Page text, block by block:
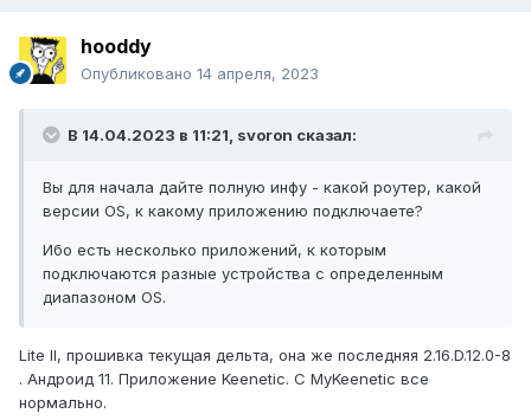
hooddy
Опубликовано 14 апреля, 2023
В 14.04.2023 в 11:21, svoron сказал:
Вы для начала дайте полную инфу - какой роутер, какой
версии OS, к какому приложению подключаете?
Ибо есть несколько приложений, к которым
подключаются разные устройства с определенным
диапазоном OS.
Lite II, прошивка текущая дельта, она же последняя 2.16.D.12.0-8
. Андроид 11. Приложение Keenetic. С MyKeenetic все
нормально.